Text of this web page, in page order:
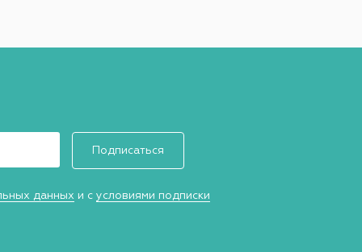
Подписаться
данных и с условиями подписки